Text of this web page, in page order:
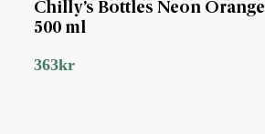
Chilly’s Bottles Neon Orange
500 ml
363kr